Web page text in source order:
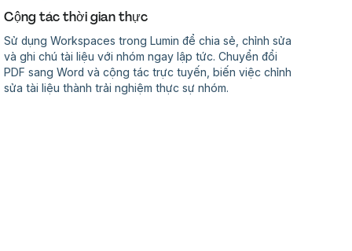
Cộng tác thời gian thực
Sử dụng Workspaces trong Lumin để chia sẻ, chỉnh sửa
và ghi chú tài liệu với nhóm ngay lập tức. Chuyển đổi
PDF sang Word và cộng tác trực tuyến, biến việc chỉnh
sửa tài liệu thành trải nghiệm thực sự nhóm.